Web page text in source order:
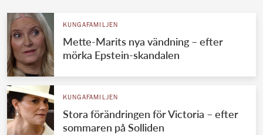
KUNGAFAMILJEN
Mette-Marits nya vändning – efter
mörka Epstein-skandalen
KUNGAFAMILJEN
Stora förändringen för Victoria – efter
sommaren på Solliden